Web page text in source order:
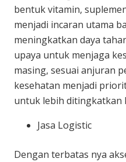
bentuk vitamin,
menjadi incaran utama
meningkatkan daya
upaya untuk menjaga
masing, sesuai anjuran
kesehatan menjadi
untuk lebih ditingkatkan
Jasa Logistic
Dengan terbatas nya